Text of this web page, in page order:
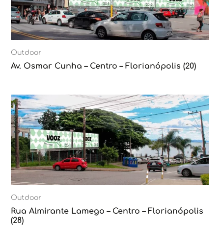
Outdoor
Av. Osmar Cunha – Centro – Florianópolis (20)
Outdoor
Rua Almirante Lamego – Centro – Florianópolis
(28)